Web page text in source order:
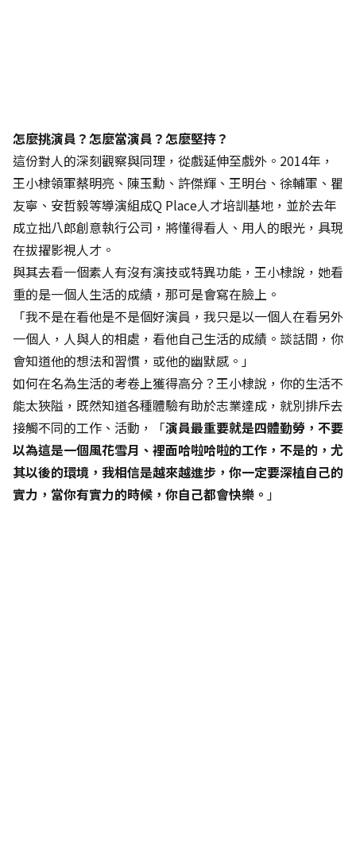
怎麼挑演員？怎麼當演員？怎麼堅持？
這份對人的深刻觀察與同理，從戲延伸至戲外。2014年，
王小棣領軍蔡明亮、陳玉勳、許傑輝、王明台、徐輔軍、瞿
友寧、安哲毅等導演組成Q Place人才培訓基地，並於去年
成立拙八郎創意執行公司，將懂得看人、用人的眼光，具現
在拔擢影視人才。
與其去看一個素人有沒有演技或特異功能，王小棣說，她看
重的是一個人生活的成績，那可是會寫在臉上。
「我不是在看他是不是個好演員，我只是以一個人在看另外
一個人，人與人的相處，看他自己生活的成績。談話間，你
會知道他的想法和習慣，或他的幽默感。」
如何在名為生活的考卷上獲得高分？王小棣說，你的生活不
能太狹隘，既然知道各種體驗有助於志業達成，就別排斥去
接觸不同的工作、活動，「演員最重要就是四體勤勞，不要
以為這是一個風花雪月、裡面哈啦哈啦的工作，不是的，尤
其以後的環境，我相信是越來越進步，你一定要深植自己的
實力，當你有實力的時候，你自己都會快樂。 」